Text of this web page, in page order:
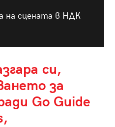
на сцената в НДК
си,
за
Go Guide
,